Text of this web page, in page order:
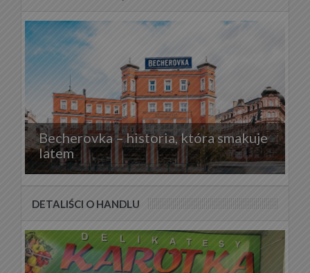
Becherovka – historia, która smakuje
latem
DETALIŚCI O HANDLU